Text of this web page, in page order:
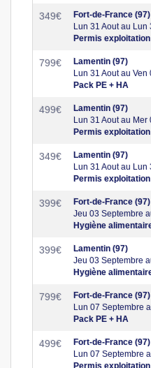
349€
Fort-de-France (97)
Lun 31 Aout au Lun
Permis
799€
Lamentin (97)
Lun 31 Aout au
Pack PE + HA
499€
Lamentin (97)
Lun 31 Aout au
Permis
349€
Lamentin (97)
Lun 31 Aout au Lun
Permis
399€
Fort-de-France (97)
Jeu 03 Septembre
Hygiène
399€
Lamentin (97)
Jeu 03 Septembre
Hygiène
799€
Fort-de-France (97)
Lun 07 Septembre
Pack PE + HA
499€
Fort-de-France (97)
Lun 07 Septembre
Permis